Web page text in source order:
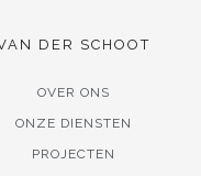
DER SCHOOT
OVER ONS
ONZE DIENSTEN
PROJECTEN